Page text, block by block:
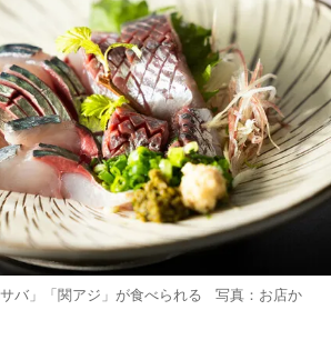
バ」「関アジ」が食べられる 写真：お店か